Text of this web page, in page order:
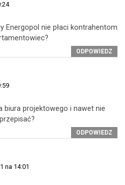
Energopol nie płaci kontrahentom
ODPOWIEDZ
biura projektowego i nawet nie
ODPOWIEDZ
na 14:01